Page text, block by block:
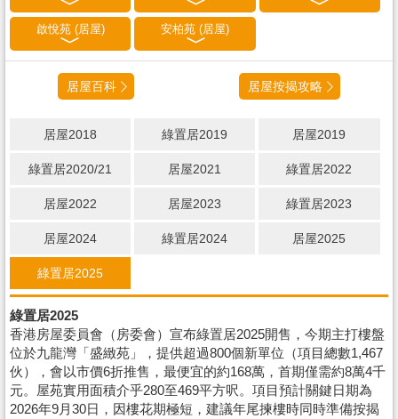
啟悅苑 (居屋) 安柏苑 (居屋)
居屋百科 居屋按揭攻略
居屋2018 綠置居2019 居屋2019
綠置居2020/21 居屋2021 綠置居2022
居屋2022 居屋2023 綠置居2023
居屋2024 綠置居2024 居屋2025
綠置居2025
綠置居2025
香港房屋委員會（房委會）宣布綠置居2025開售，今期主打樓盤
位於九龍灣「盛緻苑」，提供超過800個新單位（項目總數1,467
伙），會以市價6折推售，最便宜的約168萬，首期僅需約8萬4千
元。屋苑實用面積介乎280至469平方呎。項目預計關鍵日期為
2026年9月30日，因樓花期極短，建議年尾揀樓時同時準備按揭